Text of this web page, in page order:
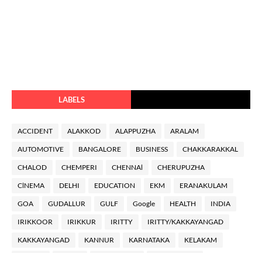
LABELS
ACCIDENT ALAKKOD ALAPPUZHA ARALAM
AUTOMOTIVE BANGALORE BUSINESS CHAKKARAKKAL
CHALOD CHEMPERI CHENNAl CHERUPUZHA
ClNEMA DELHI EDUCATION EKM ERANAKULAM
GOA GUDALLUR GULF Google HEALTH INDIA
IRIKKOOR IRIKKUR IRITTY IRITTY/KAKKAYANGAD
KAKKAYANGAD KANNUR KARNATAKA KELAKAM